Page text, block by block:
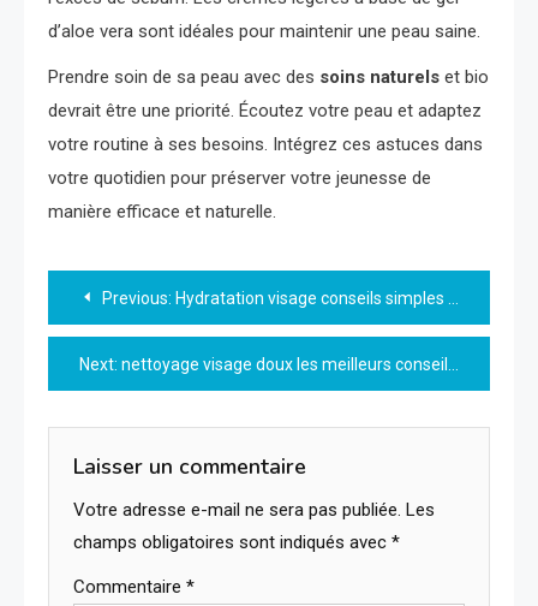
d’aloe vera sont idéales pour maintenir une peau saine.
Prendre soin de sa peau avec des soins naturels et bio
devrait être une priorité. Écoutez votre peau et adaptez
votre routine à ses besoins. Intégrez ces astuces dans
votre quotidien pour préserver votre jeunesse de
manière efficace et naturelle.
Navigation
de
l’article
Previous: Hydratation visage conseils simples pour une peau éclatante toute lannée
Next: nettoyage visage doux les meilleurs conseils pour une peau éclatante
Laisser un commentaire
Votre adresse e-mail ne sera pas publiée. Les
champs obligatoires sont indiqués avec *
Commentaire *